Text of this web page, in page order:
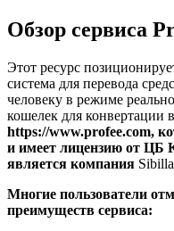
Обзор сервиса
Этот ресурс
система для перевода
человеку в режиме
кошелек для
https://www.profee.com,
и имеет лицензию от ЦБ
является компания
Многие пользователи
преимуществ сервиса: